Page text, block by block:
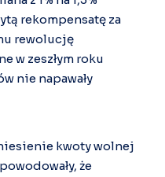
rekompensatę za
rewolucję
w zeszłym roku
nie napawały
kwoty wolnej
że